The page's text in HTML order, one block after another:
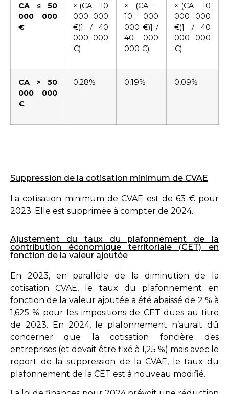
CA ≤ 50
000 000
€
× (CA – 10
000 000
€)] / 40
000 000
€)
× (CA –
10 000
000 €)] /
40 000
000 €)
× (CA – 10
000 000
€)] / 40
000 000
€)
CA > 50
000 000
€
0,28% 0,19% 0,09%
Suppression de la cotisation minimum de CVAE
La cotisation minimum de CVAE est de 63 € pour
2023. Elle est supprimée à compter de 2024.
Ajustement du taux du plafonnement de la
contribution économique territoriale (CET) en
fonction de la valeur ajoutée
En 2023, en parallèle de la diminution de la
cotisation CVAE, le taux du plafonnement en
fonction de la valeur ajoutée a été abaissé de 2 % à
1,625 % pour les impositions de CET dues au titre
de 2023. En 2024, le plafonnement n’aurait dû
concerner que la cotisation foncière des
entreprises (et devait être fixé à 1,25 %) mais avec le
report de la suppression de la CVAE, le taux du
plafonnement de la CET est à nouveau modifié.